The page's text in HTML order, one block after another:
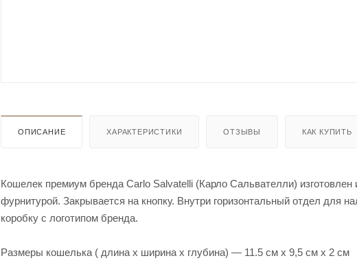
ОПИСАНИЕ ХАРАКТЕРИСТИКИ ОТЗЫВЫ КАК КУПИТЬ
Кошелек премиум бренда Carlo Salvatelli (Карло Сальвателли)
фурнитурой. Закрывается на кнопку. Внутри горизонтальный отдел для
коробку с логотипом бренда.
Размеры кошелька ( длина х ширина х глубина) — 11.5 см х 9,5 см х 2 см